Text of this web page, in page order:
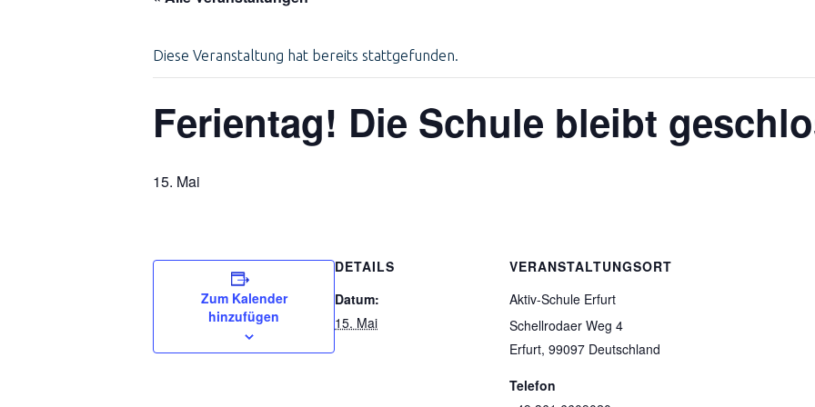
Diese Veranstaltung hat bereits stattgefunden.
Ferientag! Die Schule bleibt
15. Mai
Zum Kalender
hinzufügen
DETAILS
Datum:
15. Mai
VERANSTALTUNGSORT
Aktiv-Schule Erfurt
Schellrodaer Weg 4
Erfurt, 99097 Deutschland
Telefon